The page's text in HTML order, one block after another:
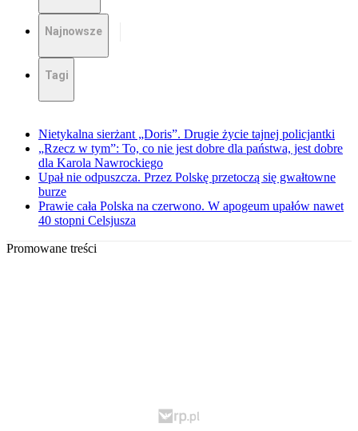
Najnowsze
Tagi
Nietykalna sierżant „Doris”. Drugie życie tajnej policjantki
„Rzecz w tym”: To, co nie jest dobre dla państwa, jest dobre
dla Karola Nawrockiego
Upał nie odpuszcza. Przez Polskę przetoczą się gwałtowne
burze
Prawie cała Polska na czerwono. W apogeum upałów nawet
40 stopni Celsjusza
Promowane treści